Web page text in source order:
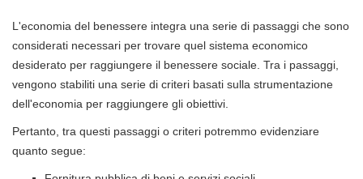
L'economia del benessere integra una serie di passaggi che sono
considerati necessari per trovare quel sistema economico
desiderato per raggiungere il benessere sociale. Tra i passaggi,
vengono stabiliti una serie di criteri basati sulla strumentazione
dell'economia per raggiungere gli obiettivi.
Pertanto, tra questi passaggi o criteri potremmo evidenziare
quanto segue: